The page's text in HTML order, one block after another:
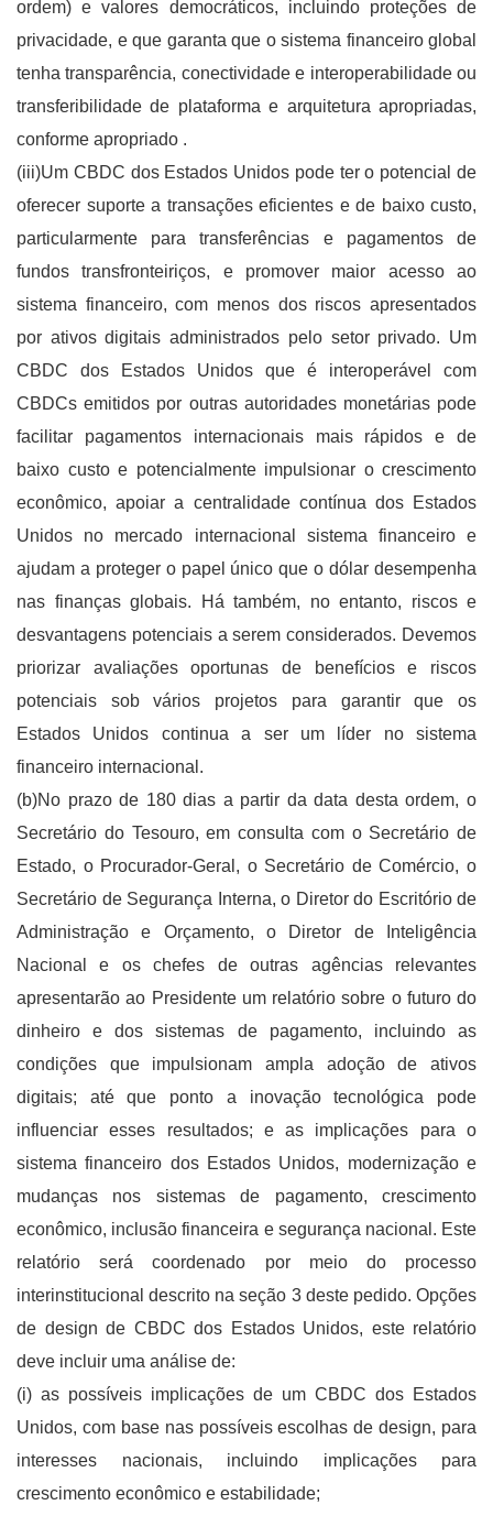
ordem) e valores democráticos, incluindo proteções de
privacidade, e que garanta que o sistema financeiro global
tenha transparência, conectividade e interoperabilidade ou
transferibilidade de plataforma e arquitetura apropriadas,
conforme apropriado .
(iii)Um CBDC dos Estados Unidos pode ter o potencial de
oferecer suporte a transações eficientes e de baixo custo,
particularmente para transferências e pagamentos de
fundos transfronteiriços, e promover maior acesso ao
sistema financeiro, com menos dos riscos apresentados
por ativos digitais administrados pelo setor privado. Um
CBDC dos Estados Unidos que é interoperável com
CBDCs emitidos por outras autoridades monetárias pode
facilitar pagamentos internacionais mais rápidos e de
baixo custo e potencialmente impulsionar o crescimento
econômico, apoiar a centralidade contínua dos Estados
Unidos no mercado internacional sistema financeiro e
ajudam a proteger o papel único que o dólar desempenha
nas finanças globais. Há também, no entanto, riscos e
desvantagens potenciais a serem considerados. Devemos
priorizar avaliações oportunas de benefícios e riscos
potenciais sob vários projetos para garantir que os
Estados Unidos continua a ser um líder no sistema
financeiro internacional.
(b)No prazo de 180 dias a partir da data desta ordem, o
Secretário do Tesouro, em consulta com o Secretário de
Estado, o Procurador-Geral, o Secretário de Comércio, o
Secretário de Segurança Interna, o Diretor do Escritório de
Administração e Orçamento, o Diretor de Inteligência
Nacional e os chefes de outras agências relevantes
apresentarão ao Presidente um relatório sobre o futuro do
dinheiro e dos sistemas de pagamento, incluindo as
condições que impulsionam ampla adoção de ativos
digitais; até que ponto a inovação tecnológica pode
influenciar esses resultados; e as implicações para o
sistema financeiro dos Estados Unidos, modernização e
mudanças nos sistemas de pagamento, crescimento
econômico, inclusão financeira e segurança nacional. Este
relatório será coordenado por meio do processo
interinstitucional descrito na seção 3 deste pedido. Opções
de design de CBDC dos Estados Unidos, este relatório
deve incluir uma análise de:
(i) as possíveis implicações de um CBDC dos Estados
Unidos, com base nas possíveis escolhas de design, para
interesses nacionais, incluindo implicações para
crescimento econômico e estabilidade;